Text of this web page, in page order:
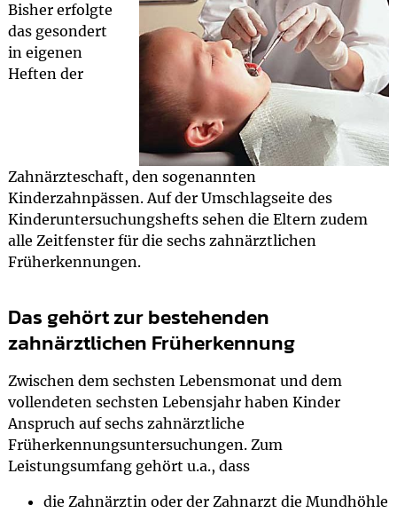
Bisher erfolgte
das gesondert
in eigenen
Heften der
Zahnärzteschaft, den sogenannten
Kinderzahnpässen. Auf der Umschlagseite des
Kinderuntersuchungshefts sehen die Eltern zudem
alle Zeitfenster für die sechs zahnärztlichen
Früherkennungen.
Das gehört zur bestehenden
zahnärztlichen Früherkennung
Zwischen dem sechsten Lebensmonat und dem
vollendeten sechsten Lebensjahr haben Kinder
Anspruch auf sechs zahnärztliche
Früherkennungsuntersuchungen. Zum
Leistungsumfang gehört u.a., dass
die Zahnärztin oder der Zahnarzt die Mundhöhle